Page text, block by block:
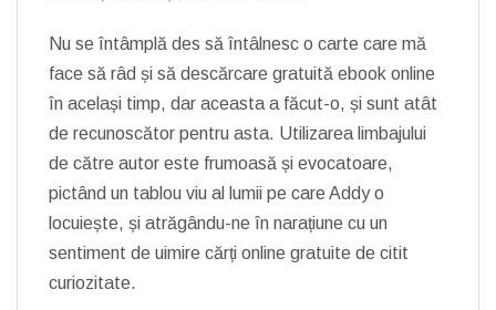
Nu se întâmplă des să întâlnesc o carte care mă
face să râd și să descărcare gratuită ebook online
în același timp, dar aceasta a făcut-o, și sunt atât
de recunoscător pentru asta. Utilizarea limbajului
de către autor este frumoasă și evocatoare,
pictând un tablou viu al lumii pe care Addy o
locuiește, și atrăgându-ne în narațiune cu un
sentiment de uimire cărți online gratuite de citit
curiozitate.